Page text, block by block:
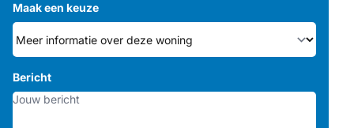
Maak een keuze
Bericht